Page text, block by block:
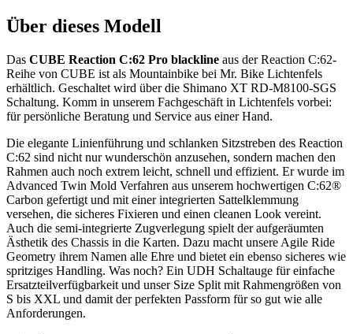
Über dieses Modell
Das CUBE Reaction C:62 Pro blackline aus der Reaction C:62-
Reihe von CUBE ist als Mountainbike bei Mr. Bike Lichtenfels
erhältlich. Geschaltet wird über die Shimano XT RD-M8100-SGS
Schaltung. Komm in unserem Fachgeschäft in Lichtenfels vorbei:
für persönliche Beratung und Service aus einer Hand.
Die elegante Linienführung und schlanken Sitzstreben des Reaction
C:62 sind nicht nur wunderschön anzusehen, sondern machen den
Rahmen auch noch extrem leicht, schnell und effizient. Er wurde im
Advanced Twin Mold Verfahren aus unserem hochwertigen C:62®
Carbon gefertigt und mit einer integrierten Sattelklemmung
versehen, die sicheres Fixieren und einen cleanen Look vereint.
Auch die semi-integrierte Zugverlegung spielt der aufgeräumten
Ästhetik des Chassis in die Karten. Dazu macht unsere Agile Ride
Geometry ihrem Namen alle Ehre und bietet ein ebenso sicheres wie
spritziges Handling. Was noch? Ein UDH Schaltauge für einfache
Ersatzteilverfügbarkeit und unser Size Split mit Rahmengrößen von
S bis XXL und damit der perfekten Passform für so gut wie alle
Anforderungen.